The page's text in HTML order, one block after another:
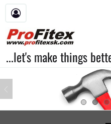
...let's make things